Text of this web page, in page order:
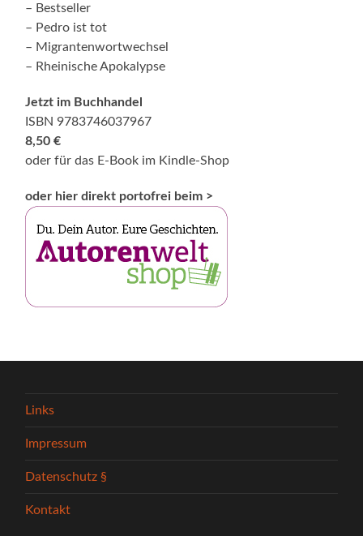
– Bestseller
– Pedro ist tot
– Migrantenwortwechsel
– Rheinische Apokalypse
Jetzt im Buchhandel
ISBN 9783746037967
8,50 €
oder für das E-Book im Kindle-Shop
oder hier direkt portofrei beim >
Links
Impressum
Datenschutz §
Kontakt